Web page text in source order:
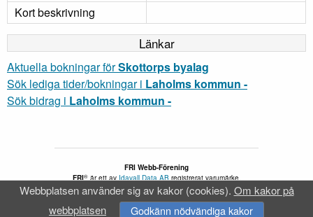
Kort beskrivning
Länkar
Aktuella bokningar förSkottorps byalag
Sök lediga tider/bokningar i Laholms kommun -
Sök bidrag i Laholms kommun -
FRI Webb-Förening
FRI®är ett avIdavall Data ABregistrerat varumärke.
Tillgänglighetsredogörelse
Webbplatsen använder sig av kakor (cookies). Om kakor på
webbplatsen
Godkänn nödvändiga kakor